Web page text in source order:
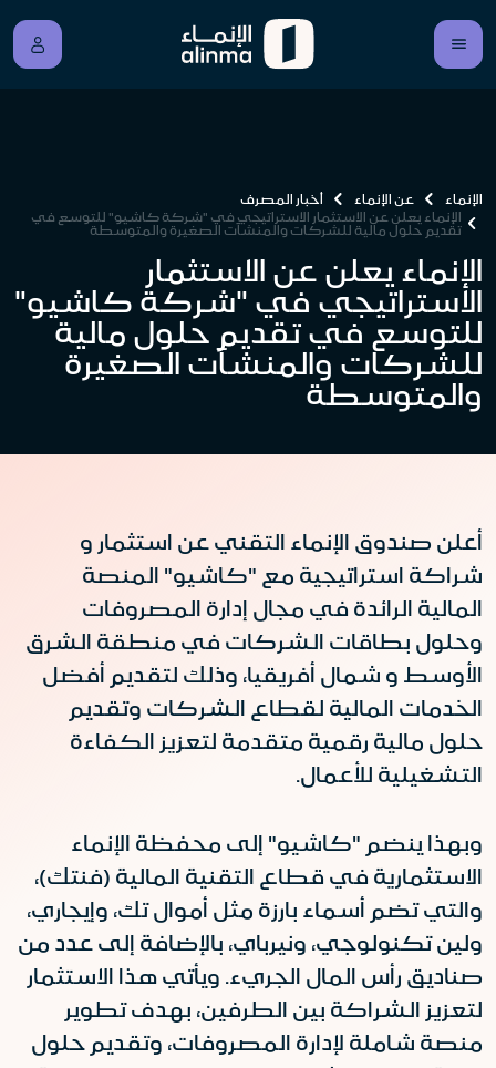
الإنماء عن الإنماء
أخبار المصرف
الإنماء يعلن عن الاستثمار الاستراتيجي في "شركة كاشيو" للتوسع في
تقديم حلول مالية للشركات والمنشآت الصغيرة والمتوسطة
الإنماء يعلن عن الاستثمار
الاستراتيجي في "شركة كاشيو"
للتوسع في تقديم حلول مالية
للشركات والمنشآت الصغيرة
والمتوسطة
أعلن صندوق الإنماء التقني عن استثمار و
شراكة استراتيجية مع "كاشيو" المنصة
المالية الرائدة في مجال إدارة المصروفات
وحلول بطاقات الشركات في منطقة الشرق
الأوسط و شمال أفريقيا، وذلك لتقديم أفضل
الخدمات المالية لقطاع الشركات وتقديم
حلول مالية رقمية متقدمة لتعزيز الكفاءة
التشغيلية للأعمال.
وبهذا ينضم "كاشيو" إلى محفظة الإنماء
الاستثمارية في قطاع التقنية المالية (فنتك)،
والتي تضم أسماء بارزة مثل أموال تك، وإيجاري،
ولين تكنولوجي، ونيرباي، بالإضافة إلى عدد من
صناديق رأس المال الجريء. ويأتي هذا الاستثمار
لتعزيز الشراكة بين الطرفين، بهدف تطوير
منصة شاملة لإدارة المصروفات، وتقديم حلول